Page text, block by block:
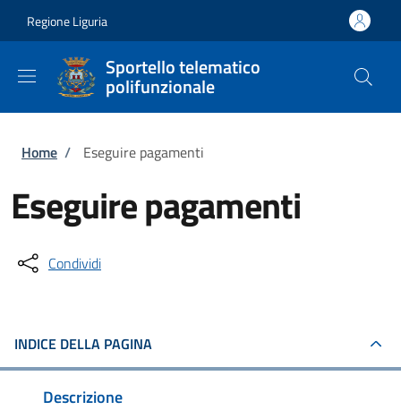
Regione Liguria
Sportello telematico
polifunzionale
Briciole di pane
Home / Eseguire pagamenti
Eseguire pagamenti
Condividi
INDICE DELLA PAGINA
Descrizione